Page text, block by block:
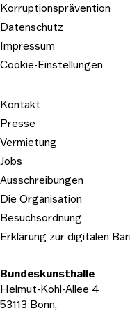
Logo: WDR3,
Korruptionsprävention
Datenschutz
Impressum
Cookie-Einstellungen
Kontakt
Presse
Vermietung
Jobs
Ausschreibungen
Die Organisation
Besuchsordnung
Erklärung zur digitalen
Bundeskunsthalle
Helmut-Kohl-Allee 4
53113 Bonn,